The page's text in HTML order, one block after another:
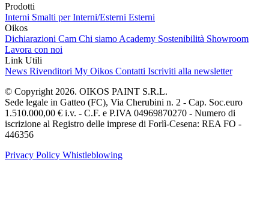
Prodotti
Interni Smalti per Interni/Esterni Esterni
Oikos
Dichiarazioni Cam Chi siamo Academy Sostenibilità Showroom
Lavora con noi
Link Utili
News Rivenditori My Oikos Contatti Iscriviti alla newsletter
© Copyright 2026. OIKOS PAINT S.R.L.
Sede legale in Gatteo (FC), Via Cherubini n. 2 - Cap. Soc.euro
1.510.000,00 € i.v. - C.F. e P.IVA 04969870270 - Numero di
iscrizione al Registro delle imprese di Forlì-Cesena: REA FO -
446356
Privacy Policy Whistleblowing